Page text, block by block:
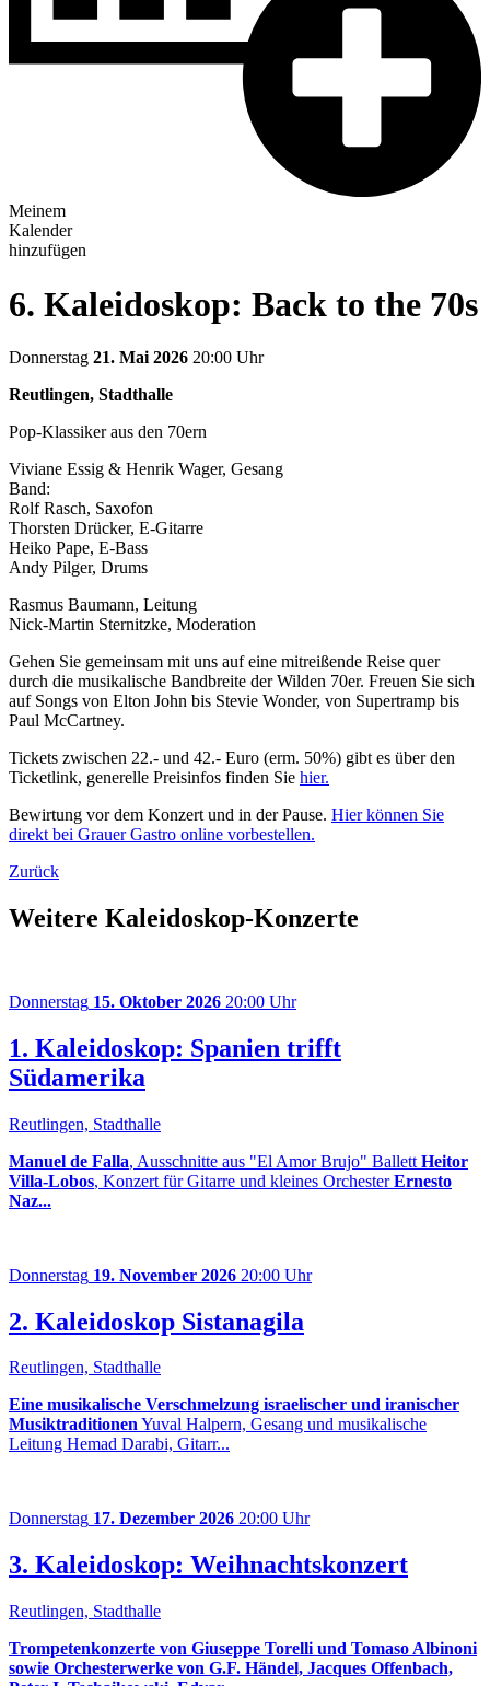
Meinem
Kalender
hinzufügen
6. Kaleidoskop: Back to the 70s
Donnerstag 21. Mai 2026 20:00 Uhr
Reutlingen, Stadthalle
Pop-Klassiker aus den 70ern
Viviane Essig & Henrik Wager, Gesang
Band:
Rolf Rasch, Saxofon
Thorsten Drücker, E-Gitarre
Heiko Pape, E-Bass
Andy Pilger, Drums
Rasmus Baumann, Leitung
Nick-Martin Sternitzke, Moderation
Gehen Sie gemeinsam mit uns auf eine mitreißende Reise quer
durch die musikalische Bandbreite der Wilden 70er. Freuen Sie sich
auf Songs von Elton John bis Stevie Wonder, von Supertramp bis
Paul McCartney.
Tickets zwischen 22.- und 42.- Euro (erm. 50%) gibt es über den
Ticketlink, generelle Preisinfos finden Sie hier.
Bewirtung vor dem Konzert und in der Pause. Hier können Sie
direkt bei Grauer Gastro online vorbestellen.
Zurück
Weitere Kaleidoskop-Konzerte
Donnerstag 15. Oktober 2026 20:00 Uhr
1. Kaleidoskop: Spanien trifft
Südamerika
Reutlingen, Stadthalle
Manuel de Falla, Ausschnitte aus "El Amor Brujo" Ballett Heitor
Villa-Lobos, Konzert für Gitarre und kleines OrchesterErnesto
Naz...
Donnerstag 19. November 2026 20:00 Uhr
2. Kaleidoskop Sistanagila
Reutlingen, Stadthalle
Eine musikalische Verschmelzung israelischer und iranischer
MusiktraditionenYuval Halpern, Gesang und musikalische
Leitung Hemad Darabi, Gitarr...
Donnerstag 17. Dezember 2026 20:00 Uhr
3. Kaleidoskop: Weihnachtskonzert
Reutlingen, Stadthalle
Trompetenkonzerte von Giuseppe Torelli und Tomaso Albinoni
sowie Orchesterwerke von G.F. Händel, Jacques Offenbach,